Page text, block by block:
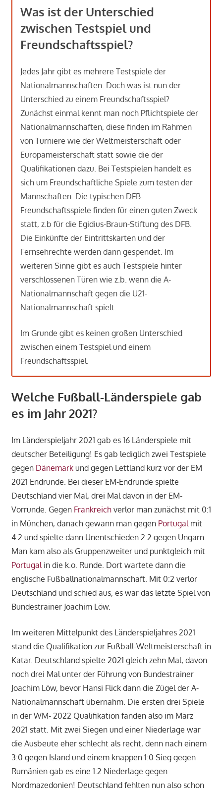
Was ist der Unterschied
zwischen Testspiel und
Freundschaftsspiel?
Jedes Jahr gibt es mehrere Testspiele der
Nationalmannschaften. Doch was ist nun der
Unterschied zu einem Freundschaftsspiel?
Zunächst einmal kennt man noch Pflichtspiele der
Nationalmannschaften, diese finden im Rahmen
von Turniere wie der Weltmeisterschaft oder
Europameisterschaft statt sowie die der
Qualifikationen dazu. Bei Testspielen handelt es
sich um Freundschaftliche Spiele zum testen der
Mannschaften. Die typischen DFB-
Freundschaftsspiele finden für einen guten Zweck
statt, z.b für die Egidius-Braun-Stiftung des DFB.
Die Einkünfte der Eintrittskarten und der
Fernsehrechte werden dann gespendet. Im
weiteren Sinne gibt es auch Testspiele hinter
verschlossenen Türen wie z.b. wenn die A-
Nationalmannschaft gegen die U21-
Nationalmannschaft spielt.
Im Grunde gibt es keinen großen Unterschied
zwischen einem Testspiel und einem
Freundschaftsspiel.
Welche Fußball-Länderspiele gab
es im Jahr 2021?
Im Länderspieljahr 2021 gab es 16 Länderspiele mit
deutscher Beteiligung! Es gab lediglich zwei Testspiele
gegen Dänemarkund gegen Lettland kurz vor der EM
2021 Endrunde. Bei dieser EM-Endrunde spielte
Deutschland vier Mal, drei Mal davon in der EM-
Vorrunde. Gegen Frankreichverlor man zunächst mit 0:1
in München, danach gewann man gegen Portugal mit
4:2 und spielte dann Unentschieden 2:2 gegen Ungarn.
Man kam also als Gruppenzweiter und punktgleich mit
Portugal in die k.o. Runde. Dort wartete dann die
englische Fußballnationalmannschaft. Mit 0:2 verlor
Deutschland und schied aus, es war das letzte Spiel von
Bundestrainer Joachim Löw.
Im weiteren Mittelpunkt des Länderspieljahres 2021
stand die Qualifikation zur Fußball-Weltmeisterschaft in
Katar. Deutschland spielte 2021 gleich zehn Mal, davon
noch drei Mal unter der Führung von Bundestrainer
Joachim Löw, bevor Hansi Flick dann die Zügel der A-
Nationalmannschaft übernahm. Die ersten drei Spiele
in der WM- 2022 Qualifikation fanden also im März
2021 statt. Mit zwei Siegen und einer Niederlage war
die Ausbeute eher schlecht als recht, denn nach einem
3:0 gegen Island und einem knappen 1:0 Sieg gegen
Rumänien gab es eine 1:2 Niederlage gegen
Nordmazedonien! Deutschland fehlten nun also schon